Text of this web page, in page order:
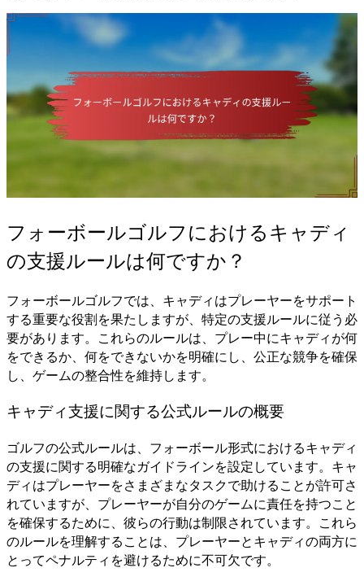
フォーボールゴルフにおけるキャディ
の支援ルールは何ですか？
フォーボールゴルフでは、キャディはプレーヤーをサポート
する重要な役割を果たしますが、特定の支援ルールに従う必
要があります。これらのルールは、プレー中にキャディが何
をできるか、何をできないかを明確にし、公正な競争を確保
し、ゲームの整合性を維持します。
キャディ支援に関する公式ルールの概要
ゴルフの公式ルールは、フォーボール形式におけるキャディ
の支援に関する明確なガイドラインを設定しています。キャ
ディはプレーヤーをさまざまなタスクで助けることが許可さ
れていますが、プレーヤーが自分のゲームに責任を持つこと
を確保するために、彼らの行動は制限されています。これら
のルールを理解することは、プレーヤーとキャディの両方に
とってペナルティを避けるために不可欠です。